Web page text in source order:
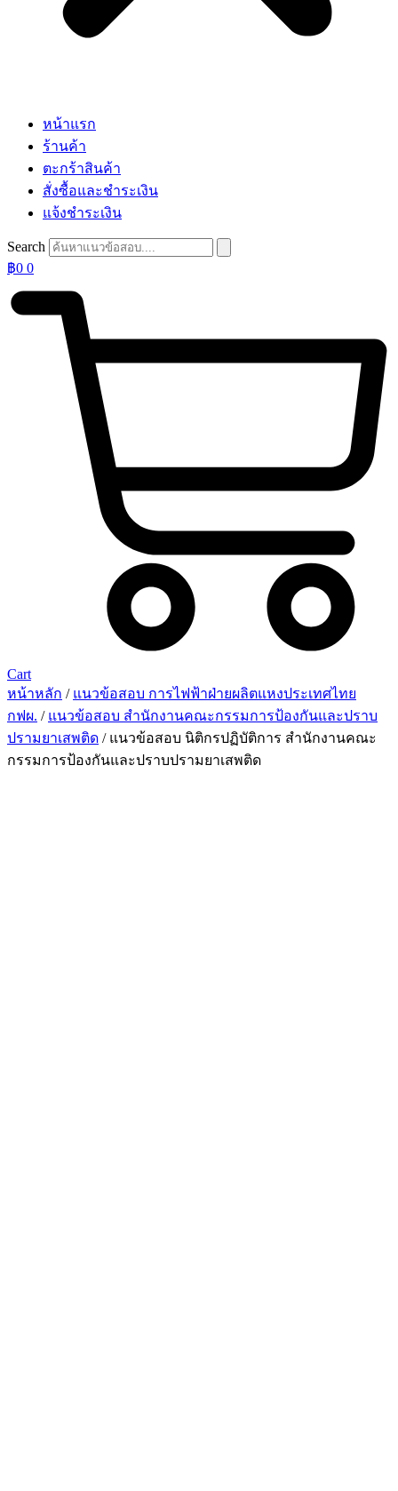
หน้าแรก
ร้านค้า
ตะกร้าสินค้า
สั่งซื้อและชำระเงิน
แจ้งชำระเงิน
Search
฿0 0
Cart
หน้าหลัก / แนวข้อสอบ การไฟฟ้าฝ่ายผลิตแหงประเทศไทย
กฟผ. / แนวข้อสอบ สำนักงานคณะกรรมการป้องกันและปราบ
ปรามยาเสพติด / แนวข้อสอบ นิติกรปฏิบัติการ สำนักงานคณะ
กรรมการป้องกันและปราบปรามยาเสพติด